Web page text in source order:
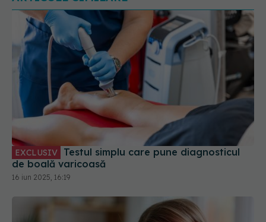
EXCLUSIV Testul simplu care pune diagnosticul
de boală varicoasă
16 iun 2025, 16:19